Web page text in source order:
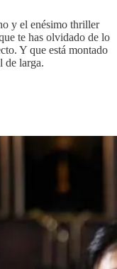
y el enésimo thriller
te has olvidado de lo
Y que está montado
de larga.